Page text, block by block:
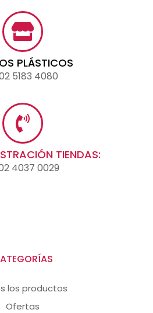
PLÁSTICOS
5183 4080
TIENDAS:
4037 0029
los productos
Ofertas